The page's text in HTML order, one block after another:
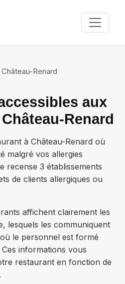
Château-Renard
aux
Renard
à Château-Renard où
malgré vos allergies
recense 3 établissements
de clients allergiques ou
affichent clairement les
lesquels les communiquent
le personnel est formé
informations vous
restaurant en fonction de